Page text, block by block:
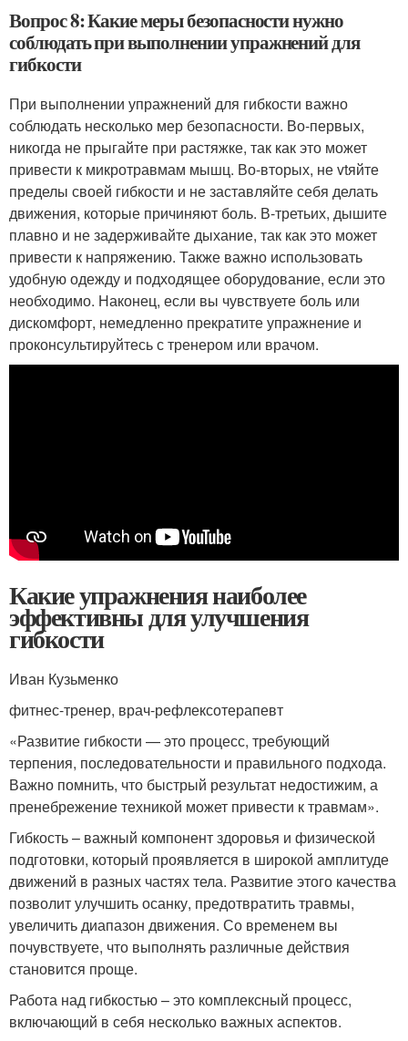
Вопрос 8: Какие меры безопасности нужно
соблюдать при выполнении упражнений для
гибкости
При выполнении упражнений для гибкости важно
соблюдать несколько мер безопасности. Во-первых,
никогда не прыгайте при растяжке, так как это может
привести к микротравмам мышц. Во-вторых, не vtяйте
пределы своей гибкости и не заставляйте себя делать
движения, которые причиняют боль. В-третьих, дышите
плавно и не задерживайте дыхание, так как это может
привести к напряжению. Также важно использовать
удобную одежду и подходящее оборудование, если это
необходимо. Наконец, если вы чувствуете боль или
дискомфорт, немедленно прекратите упражнение и
проконсультируйтесь с тренером или врачом.
Какие упражнения наиболее
эффективны для улучшения
гибкости
Иван Кузьменко
фитнес-тренер, врач-рефлексотерапевт
«Развитие гибкости — это процесс, требующий
терпения, последовательности и правильного подхода.
Важно помнить, что быстрый результат недостижим, а
пренебрежение техникой может привести к травмам».
Гибкость – важный компонент здоровья и физической
подготовки, который проявляется в широкой амплитуде
движений в разных частях тела. Развитие этого качества
позволит улучшить осанку, предотвратить травмы,
увеличить диапазон движения. Со временем вы
почувствуете, что выполнять различные действия
становится проще.
Работа над гибкостью – это комплексный процесс,
включающий в себя несколько важных аспектов.